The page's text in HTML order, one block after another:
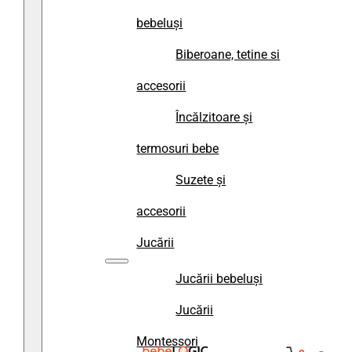
bebeluși
Biberoane, tetine si
accesorii
Încălzitoare și
termosuri bebe
Suzete și
accesorii
Jucării
Jucării bebeluși
Jucării
Montessori